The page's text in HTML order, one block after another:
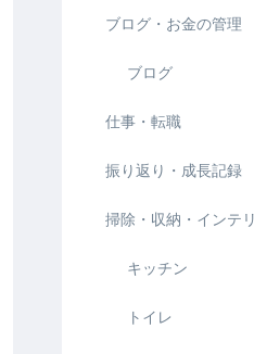
ブログ・お金の管理
ブログ
仕事・転職
振り返り・成長記録
掃除・収納・インテ
キッチン
トイレ